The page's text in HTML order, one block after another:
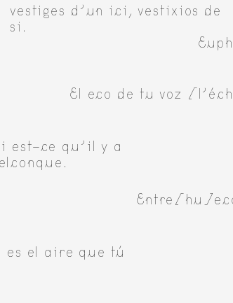
vestiges d’un ici, vestixios de
si.
El eco de tu voz
est-ce qu’il y a
es el aire que tú